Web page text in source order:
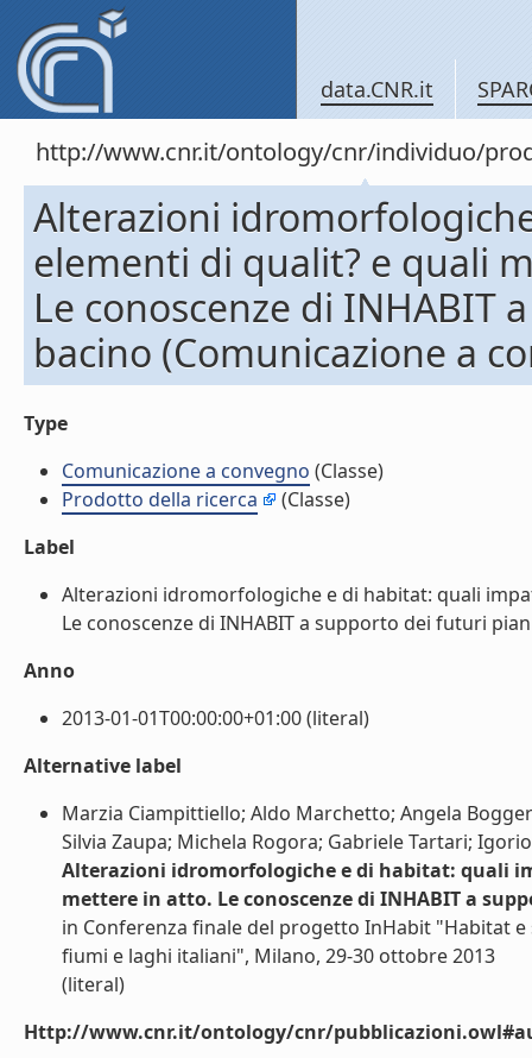
data.CNR.it
http://www.cnr.it/ontology/cnr/individuo/
Alterazioni
elementi di qualit? e quali
Le conoscenze di
bacino (Comunicazione a
Type
Comunicazione a convegno (Classe)
Prodotto della ricerca
(Classe)
Label
Alterazioni idromorfologiche e di habitat: quali
Le conoscenze di INHABIT a supporto dei futuri
Anno
2013-01-01T00:00:00+01:00 (literal)
Alternative label
Marzia Ciampittiello; Aldo Marchetto; Angela
Silvia Zaupa; Michela Rogora; Gabriele Tartari;
Alterazioni idromorfologiche e di habitat: quali
mettere in atto. Le conoscenze di INHABIT a
in Conferenza finale del progetto InHabit "Habitat
fiumi e laghi italiani", Milano, 29-30 ottobre 2013
(literal)
Http://www.cnr.it/ontology/cnr/